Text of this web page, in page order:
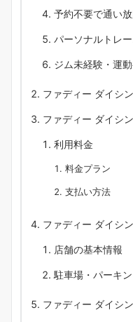
予約不要で通い
パーソナルトレ
ジム未経験・運
ファディー ダイシ
ファディー ダイシ
利用料金
料金プラン
支払い方法
ファディー ダイシ
店舗の基本情報
駐車場・パーキ
ファディー ダイシ